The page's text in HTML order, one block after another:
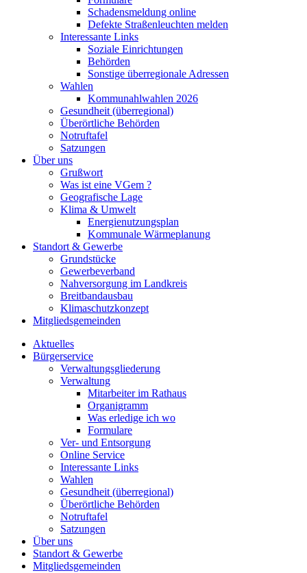
Schadensmeldung online
Defekte Straßenleuchten melden
Interessante Links
Soziale Einrichtungen
Behörden
Sonstige überregionale Adressen
Wahlen
Kommunahlwahlen 2026
Gesundheit (überregional)
Überörtliche Behörden
Notruftafel
Satzungen
Über uns
Grußwort
Was ist eine VGem ?
Geografische Lage
Klima & Umwelt
Energienutzungsplan
Kommunale Wärmeplanung
Standort & Gewerbe
Grundstücke
Gewerbeverband
Nahversorgung im Landkreis
Breitbandausbau
Klimaschutzkonzept
Mitgliedsgemeinden
Aktuelles
Bürgerservice
Verwaltungsgliederung
Verwaltung
Mitarbeiter im Rathaus
Organigramm
Was erledige ich wo
Formulare
Ver- und Entsorgung
Online Service
Interessante Links
Wahlen
Gesundheit (überregional)
Überörtliche Behörden
Notruftafel
Satzungen
Über uns
Standort & Gewerbe
Mitgliedsgemeinden